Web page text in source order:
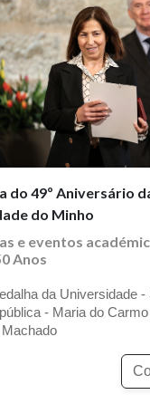
do 49º Aniversário
do Minho
e eventos
Anos
da Universidade -
- Maria do Carmo